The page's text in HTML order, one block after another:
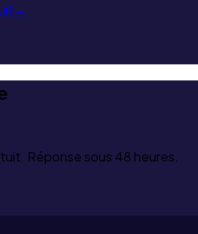
→
Réponse sous 48 heures.